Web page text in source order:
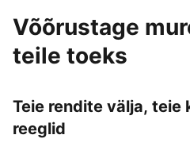
Võõrustage
teile toeks
Teie rendite välja, teie
reeglid